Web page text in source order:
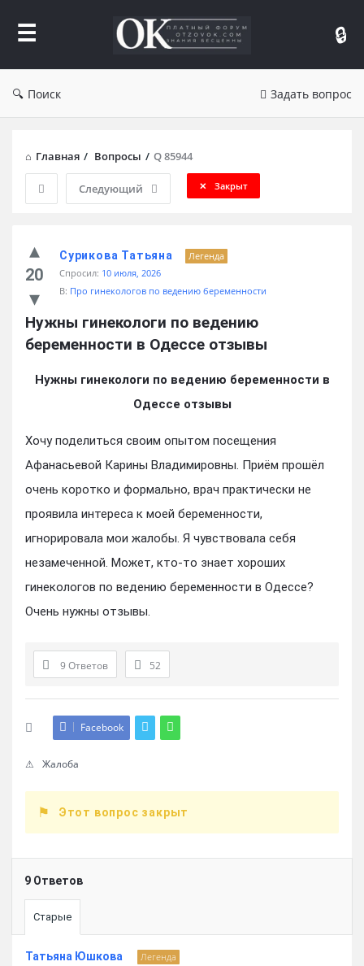
Отзывы
Поиск Задать вопрос
Главная / Вопросы / Q 85944
Следующий Закрыт
20
Сурикова Татьяна
Легенда
Спросил: 10 июля, 2026
В: Про гинекологов по ведению беременности
Нужны гинекологи по ведению
беременности в Одессе отзывы
Нужны гинекологи по ведению беременности в
Одессе отзывы
Хочу поделиться своим опытом посещения
Афанасьевой Карины Владимировны. Приём прошёл
очень коротко и формально, врач практически не
проявила интереса к моей беременности,
игнорировала мои жалобы. Я чувствовала себя
незамеченной. Может, кто-то знает хороших
гинекологов по ведению беременности в Одессе?
Очень нужны отзывы.
9 Ответов 52
Facebook
Жалоба
Этот вопрос закрыт
9 Ответов
Старые
Татьяна Юшкова Легенда